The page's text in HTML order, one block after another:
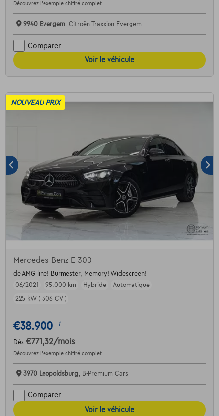
Découvrez l’exemple chiffré complet
9940 Evergem, Citroën Traxxion Evergem
Comparer
Voir le véhicule
NOUVEAU PRIX
Mercedes-Benz E 300
de AMG line! Burmester, Memory! Widescreen!
06/2021
95.000 km Hybride
Automatique
225 kW ( 306 CV )
€38.900 1
Dès €771,32/mois
Découvrez l’exemple chiffré complet
3970 Leopoldsburg, B-Premium Cars
Comparer
Voir le véhicule